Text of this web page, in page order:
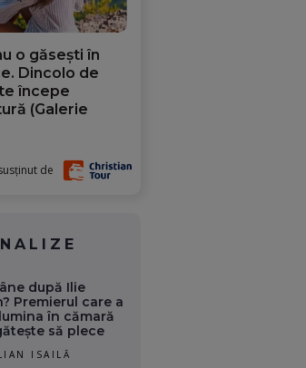
o găsești în
Dincolo de
începe
(Galerie
de
după Ilie
Premierul care a
în cămară
să plece
ISAILĂ